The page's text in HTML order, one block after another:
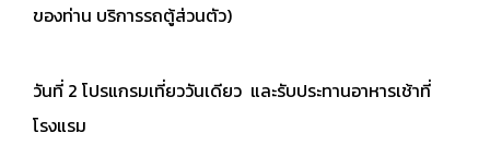
ของท่าน บริการรถตู้ส่วนตัว)
วันที่ 2 โปรแกรมเที่ยววันเดียว และรับประทานอาหารเช้าที่
โรงแรม